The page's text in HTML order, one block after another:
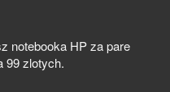
notebooka HP za pare
99 zlotych.